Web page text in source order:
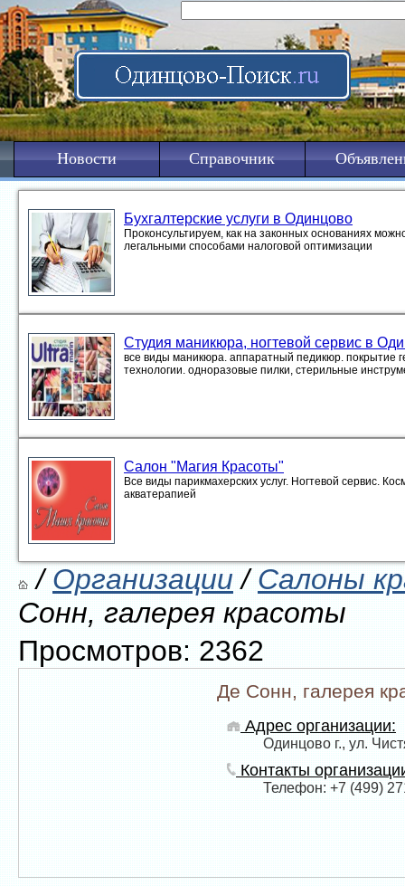
Новости Справочник
Бухгалтерские услуги в Одинцово
Проконсультируем, как на законных основаниях
легальными способами налоговой оптимизации
Студия маникюра, ногтевой сервис в
все виды маникюра. аппаратный педикюр. покрытие
технологии. одноразовые пилки, стерильные
Салон "Магия Красоты"
Все виды парикмахерских услуг. Ногтевой сервис.
акватерапией
/Организации/Салоны
Сонн, галерея красоты
Просмотров: 2362
Де Сонн, галерея
Адрес организации:
Одинцово г., ул.
Контакты
Телефон: +7 (499)